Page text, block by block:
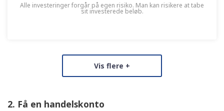
Alle investeringer forgår på egen risiko. Man kan risikere at tabe
sit investerede beløb.
Unikke fordele
Vis flere +
2. Få en handelskonto